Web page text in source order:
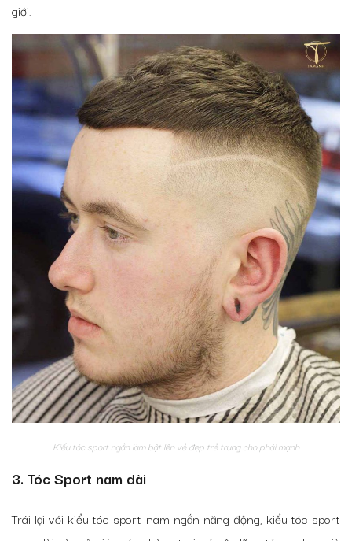
giới.
Kiểu tóc sport ngắn làm bật lên vẻ đẹp trẻ trung cho phái mạnh
3. Tóc Sport nam dài
Trái lại với kiểu tóc sport nam ngắn năng động, kiểu tóc sport